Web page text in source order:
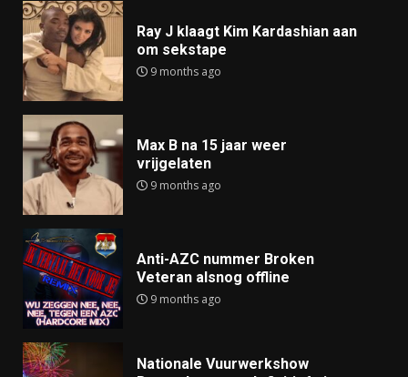
Ray J klaagt Kim Kardashian aan
om sekstape
9 months ago
Max B na 15 jaar weer
vrijgelaten
9 months ago
Anti-AZC nummer Broken
Veteran alsnog offline
9 months ago
Nationale Vuurwerkshow